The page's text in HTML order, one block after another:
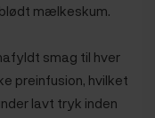
mælkeskum.
smag til hver
preinfusion, hvilket
lavt tryk inden